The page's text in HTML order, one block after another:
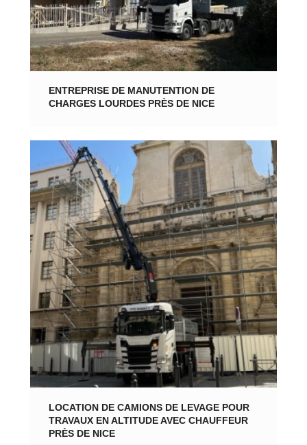
ENTREPRISE DE MANUTENTION DE
CHARGES LOURDES PRÈS DE NICE
LOCATION DE CAMIONS DE LEVAGE POUR
TRAVAUX EN ALTITUDE AVEC CHAUFFEUR
PRÈS DE NICE